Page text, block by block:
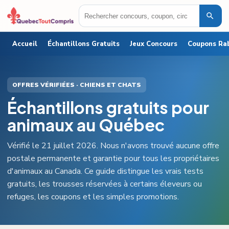
Accueil Échantillons Gratuits Jeux Concours Coupons
OFFRES VÉRIFIÉES · CHIENS ET CHATS
Échantillons gratuits pour
animaux au Québec
Vérifié le 21 juillet 2026. Nous n'avons trouvé aucune offre
postale permanente et garantie pour tous les propriétaires
d'animaux au Canada. Ce guide distingue les vrais tests
gratuits, les trousses réservées à certains éleveurs ou
refuges, les coupons et les simples promotions.